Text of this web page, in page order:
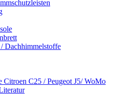
Dachhimmelstoffe
Citroen C25 / Peugeot J5/ WoMo